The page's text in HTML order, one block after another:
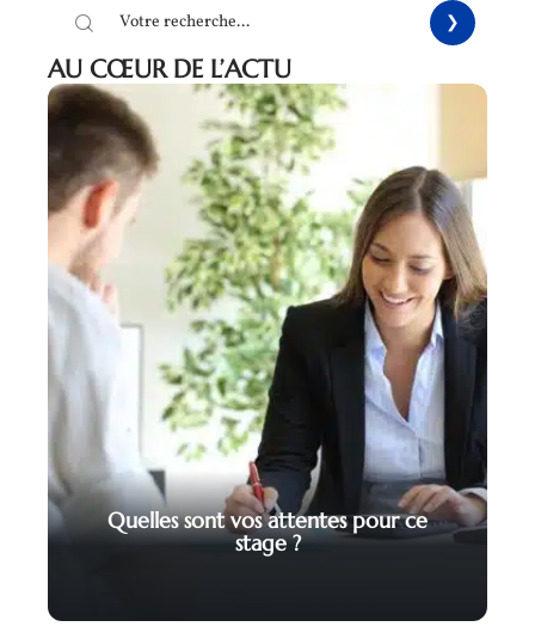
AU CŒUR DE L’ACTU
Quelles sont vos attentes pour ce
stage ?